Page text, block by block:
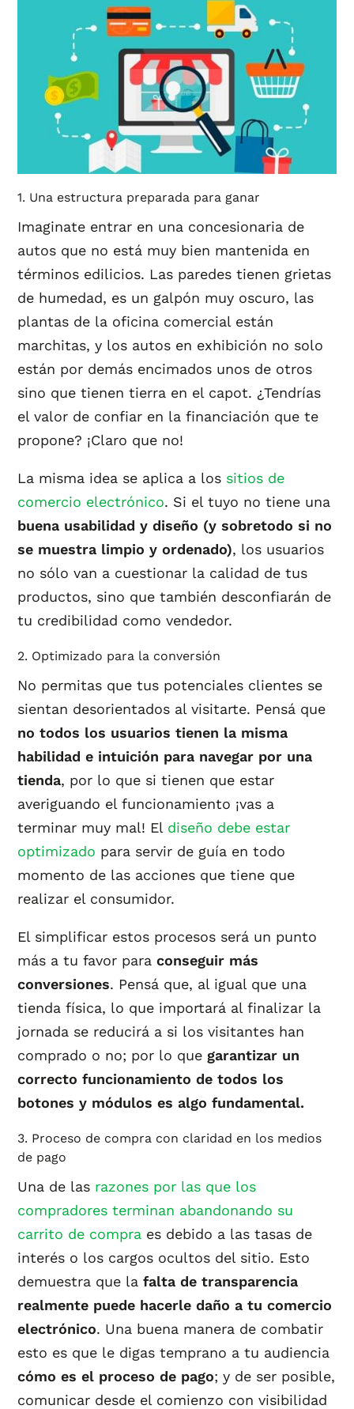
1. Una estructura preparada para ganar
Imaginate entrar en una concesionaria de
autos que no está muy bien mantenida en
términos edilicios. Las paredes tienen grietas
de humedad, es un galpón muy oscuro, las
plantas de la oficina comercial están
marchitas, y los autos en exhibición no solo
están por demás encimados unos de otros
sino que tienen tierra en el capot. ¿Tendrías
el valor de confiar en la financiación que te
propone? ¡Claro que no!
La misma idea se aplica a los sitios de
comercio electrónico. Si el tuyo no tiene una
buena usabilidad y diseño (y sobretodo si no
se muestra limpio y ordenado), los usuarios
no sólo van a cuestionar la calidad de tus
productos, sino que también desconfiarán de
tu credibilidad como vendedor.
2. Optimizado para la conversión
No permitas que tus potenciales clientes se
sientan desorientados al visitarte. Pensá que
no todos los usuarios tienen la misma
habilidad e intuición para navegar por una
tienda, por lo que si tienen que estar
averiguando el funcionamiento ¡vas a
terminar muy mal! El diseño debe estar
optimizado para servir de guía en todo
momento de las acciones que tiene que
realizar el consumidor.
El simplificar estos procesos será un punto
más a tu favor paraconseguir más
conversiones. Pensá que, al igual que una
tienda física, lo que importará al finalizar la
jornada se reducirá a si los visitantes han
comprado o no; por lo que garantizar un
correcto funcionamiento de todos los
botones y módulos es algo fundamental.
3. Proceso de compra con claridad en los medios
de pago
Una de las razones por las que los
compradores terminan abandonando su
carrito de compra es debido a las tasas de
interés o los cargos ocultos del sitio. Esto
demuestra que la falta de transparencia
realmente puede hacerle daño a tu comercio
electrónico. Una buena manera de combatir
esto es que le digas temprano a tu audiencia
cómo es el proceso de pago; y de ser posible,
comunicar desde el comienzo con visibilidad